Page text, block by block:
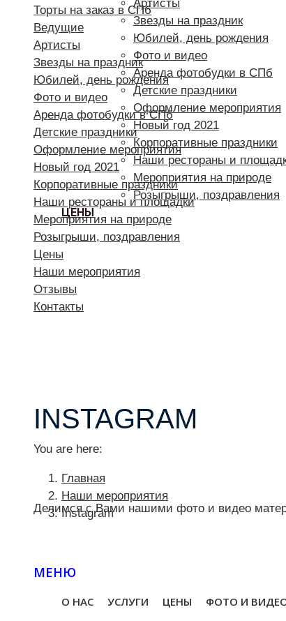
Артисты
Звезды на праздник
Юбилей, день рождения
Фото и видео
Аренда фотобудки в СПб
Детские праздники
Оформление мероприятия
Новый год 2021
Корпоративные праздники
Наши рестораны и
Мероприятия на природе
Розыгрыши, поздравления
ЦЕНЫ
Торты на заказ в СПб
Ведущие
Артисты
Звезды на праздник
Юбилей, день рождения
Фото и видео
Аренда фотобудки в СПб
Детские праздники
Оформление мероприятия
Новый год 2021
Корпоративные праздники
Наши рестораны и площадки
Мероприятия на природе
Розыгрыши, поздравления
Цены
Наши мероприятия
Отзывы
Контакты
INSTAGRAM
You are here:
Главная
Наши мероприятия
Instagram
Делимся с Вами нашими фото и видео
МЕНЮ
О НАС УСЛУГИ ЦЕНЫ ФОТО И